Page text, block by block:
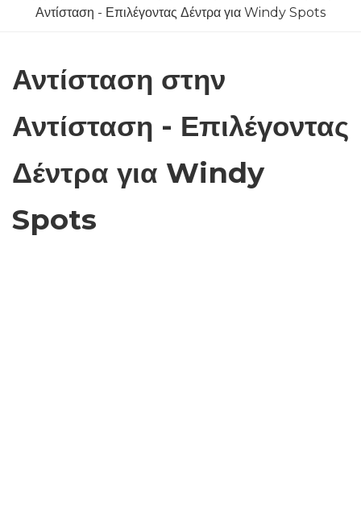
Αντίσταση - Επιλέγοντας Δέντρα για Windy Spots
Αντίσταση στην
Αντίσταση - Επιλέγοντας
Δέντρα για Windy
Spots